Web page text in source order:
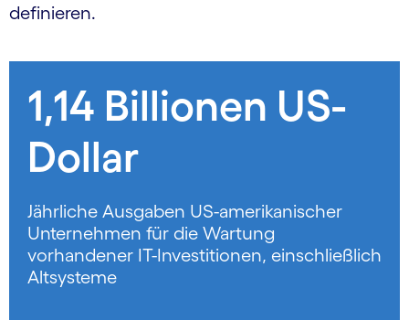
definieren.
1,14 Billionen US-
Dollar
Jährliche Ausgaben US-amerikanischer
Unternehmen für die Wartung
vorhandener IT-Investitionen, einschließlich
Altsysteme